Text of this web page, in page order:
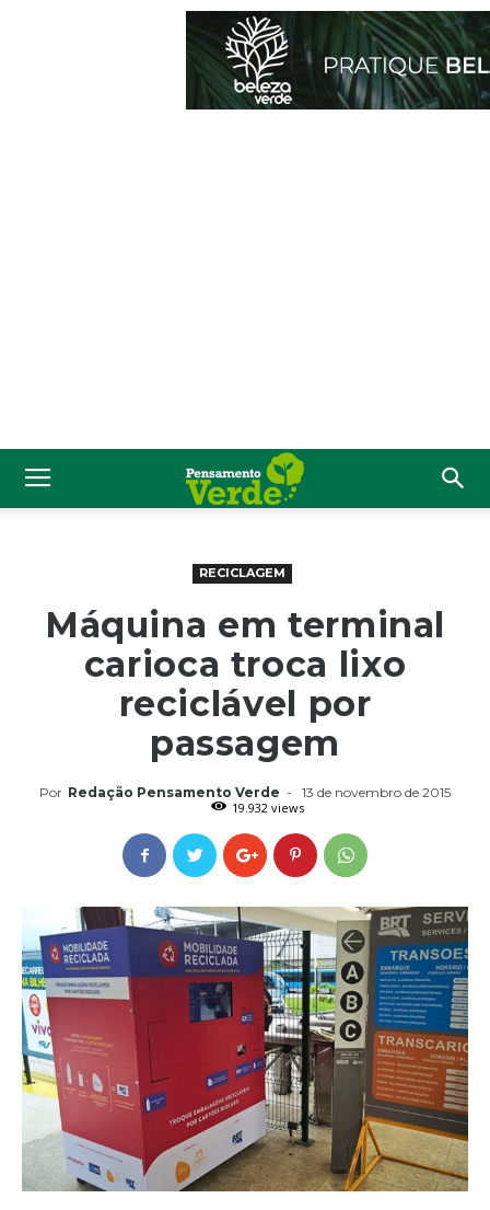
RECICLAGEM
Máquina em terminal
carioca troca lixo
reciclável por
passagem
Por Redação Pensamento Verde -
13 de novembro de 2015
19.932 views